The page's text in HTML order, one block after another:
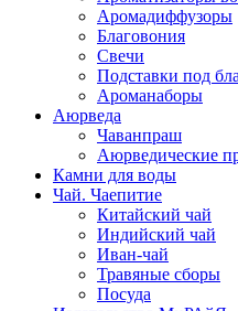
Аромадиффузоры
Благовония
Свечи
Подставки под
Ароманаборы
Аюрведа
Чаванпраш
Аюрведические
Камни для воды
Чай. Чаепитие
Китайский чай
Индийский чай
Иван-чай
Травяные сборы
Посуда